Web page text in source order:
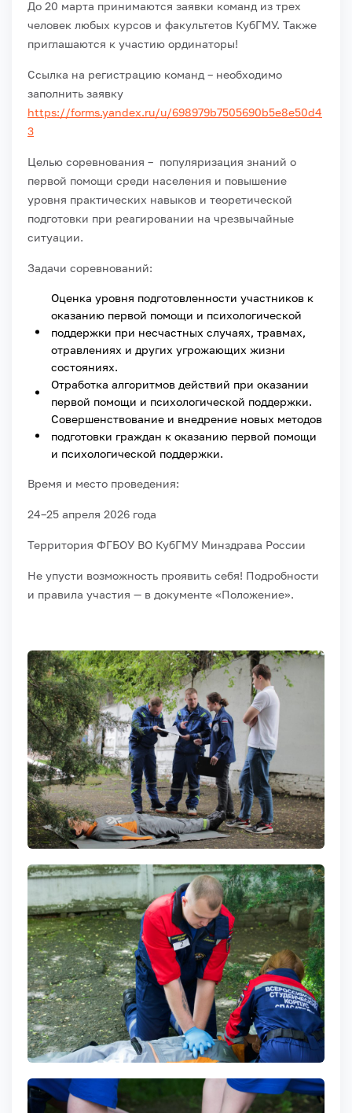
До 20 марта принимаются заявки команд из трех
человек любых курсов и факультетов КубГМУ. Также
приглашаются к участию ординаторы!
Ссылка на регистрацию команд – необходимо
заполнить заявку
https://forms.yandex.ru/u/698979b7505690b5e8e50d4
3
Целью соревнования – популяризация знаний о
первой помощи среди населения и повышение
уровня практических навыков и теоретической
подготовки при реагировании на чрезвычайные
ситуации.
Задачи соревнований:
Оценка уровня подготовленности участников к
оказанию первой помощи и психологической
поддержки при несчастных случаях, травмах,
отравлениях и других угрожающих жизни
состояниях.
Отработка алгоритмов действий при оказании
первой помощи и психологической поддержки.
Совершенствование и внедрение новых методов
подготовки граждан к оказанию первой помощи
и психологической поддержки.
Время и место проведения:
24–25 апреля 2026 года
Территория ФГБОУ ВО КубГМУ Минздрава России
Не упусти возможность проявить себя! Подробности
и правила участия — в документе «Положение».